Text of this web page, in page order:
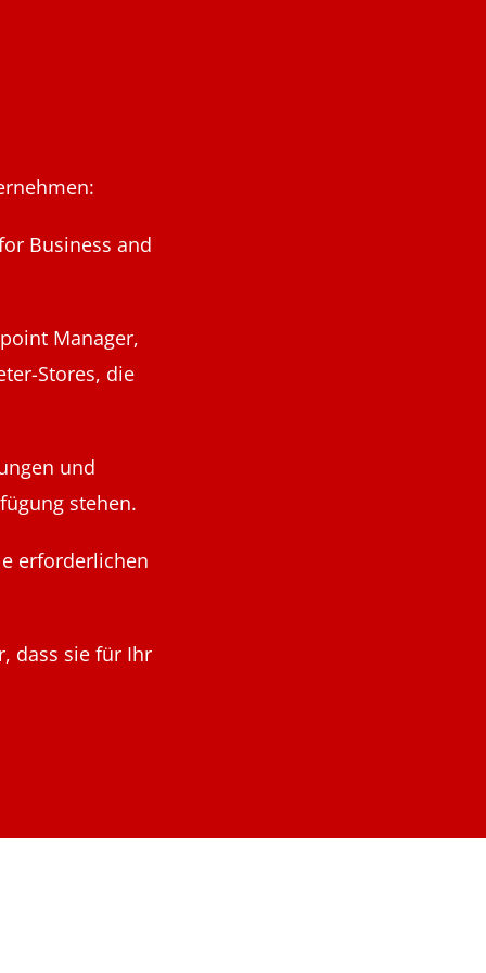
Business and
Manager,
Stores, die
und
stehen.
erforderlichen
dass sie für Ihr